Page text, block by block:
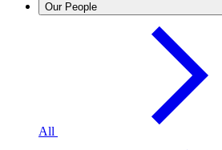
Our People
All